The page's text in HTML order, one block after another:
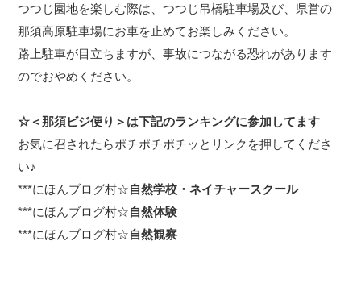
つつじ園地を楽しむ際は、つつじ吊橋駐車場及び、県営の
那須高原駐車場にお車を止めてお楽しみください。
路上駐車が目立ちますが、事故につながる恐れがあります
のでおやめください。
☆＜那須ビジ便り＞は下記のランキングに参加してます
お気に召されたらポチポチポチッとリンクを押してくださ
い♪
***にほんブログ村☆自然学校・ネイチャースクール
***にほんブログ村☆自然体験
***にほんブログ村☆自然観察